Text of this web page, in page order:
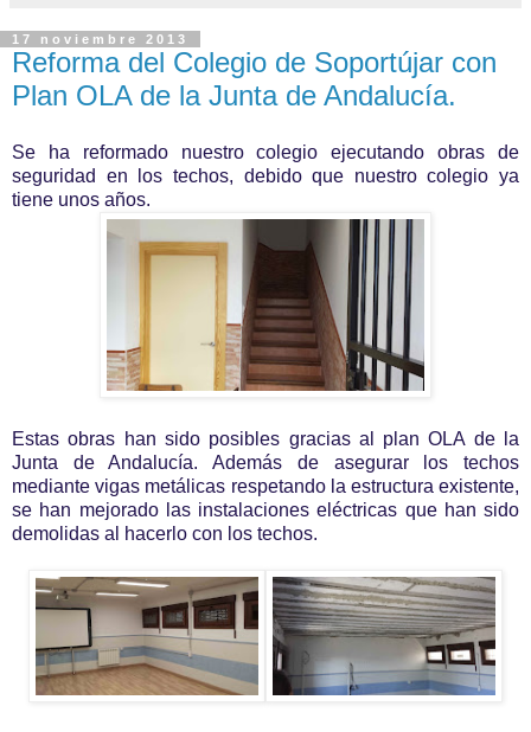
17 noviembre 2013
Reforma del Colegio de Soportújar con
Plan OLA de la Junta de Andalucía.
Se ha reformado nuestro colegio ejecutando obras de
seguridad en los techos, debido que nuestro colegio ya
tiene unos años.
Estas obras han sido posibles gracias al plan OLA de la
Junta de Andalucía. Además de asegurar los techos
mediante vigas metálicas respetando la estructura existente,
se han mejorado las instalaciones eléctricas que han sido
demolidas al hacerlo con los techos.